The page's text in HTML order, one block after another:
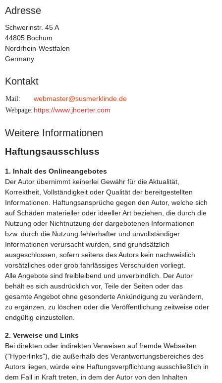
Adresse
Schwerinstr. 45 A
44805 Bochum
Nordrhein-Westfalen
Germany
Kontakt
Mail:
webmaster@susmerklinde.de
Webpage: https://www.jhoerter.com
Weitere Informationen
Haftungsausschluss
1. Inhalt des Onlineangebotes
Der Autor übernimmt keinerlei Gewähr für die Aktualität,
Korrektheit, Vollständigkeit oder Qualität der bereitgestellten
Informationen. Haftungsansprüche gegen den Autor, welche sich
auf Schäden materieller oder ideeller Art beziehen, die durch die
Nutzung oder Nichtnutzung der dargebotenen Informationen
bzw. durch die Nutzung fehlerhafter und unvollständiger
Informationen verursacht wurden, sind grundsätzlich
ausgeschlossen, sofern seitens des Autors kein nachweislich
vorsätzliches oder grob fahrlässiges Verschulden vorliegt.
Alle Angebote sind freibleibend und unverbindlich. Der Autor
behält es sich ausdrücklich vor, Teile der Seiten oder das
gesamte Angebot ohne gesonderte Ankündigung zu verändern,
zu ergänzen, zu löschen oder die Veröffentlichung zeitweise oder
endgültig einzustellen.
2. Verweise und Links
Bei direkten oder indirekten Verweisen auf fremde Webseiten
("Hyperlinks"), die außerhalb des Verantwortungsbereiches des
Autors liegen, würde eine Haftungsverpflichtung ausschließlich in
dem Fall in Kraft treten, in dem der Autor von den Inhalten